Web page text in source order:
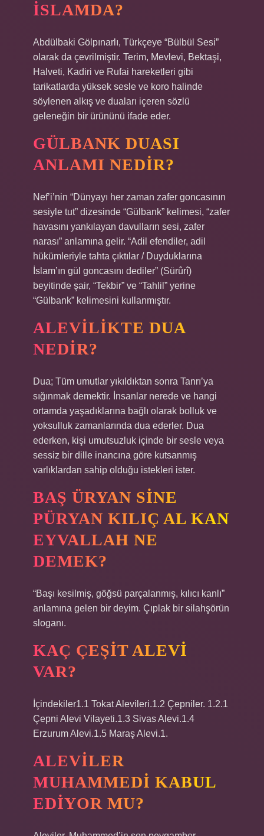
ISLAMDA?
Abdülbaki Gölpınarlı, Türkçeye “Bülbül Sesi”
olarak da çevrilmiştir. Terim, Mevlevi, Bektaşi,
Halveti, Kadiri ve Rufai hareketleri gibi
tarikatlarda yüksek sesle ve koro halinde
söylenen alkış ve duaları içeren sözlü
geleneğin bir ürününü ifade eder.
GÜLBANK DUASI
ANLAMI NEDIR?
Nef’i’nin “Dünyayı her zaman zafer goncasının
sesiyle tut” dizesinde “Gülbank” kelimesi, “zafer
havasını yankılayan davulların sesi, zafer
narası” anlamına gelir. “Adil efendiler, adil
hükümleriyle tahta çıktılar / Duyduklarına
İslam’ın gül goncasını dediler” (Sürûrî)
beyitinde şair, “Tekbir” ve “Tahlil” yerine
“Gülbank” kelimesini kullanmıştır.
ALEVILIKTE DUA
NEDIR?
Dua; Tüm umutlar yıkıldıktan sonra Tanrı’ya
sığınmak demektir. İnsanlar nerede ve hangi
ortamda yaşadıklarına bağlı olarak bolluk ve
yoksulluk zamanlarında dua ederler. Dua
ederken, kişi umutsuzluk içinde bir sesle veya
sessiz bir dille inancına göre kutsanmış
varlıklardan sahip olduğu istekleri ister.
BAŞ ÜRYAN SINE
PÜRYAN KILIÇ AL KAN
EYVALLAH NE
DEMEK?
“Başı kesilmiş, göğsü parçalanmış, kılıcı kanlı”
anlamına gelen bir deyim. Çıplak bir silahşörün
sloganı.
KAÇ ÇEŞIT ALEVI
VAR?
İçindekiler1.1 Tokat Alevileri.1.2 Çepniler. 1.2.1
Çepni Alevi Vilayeti.1.3 Sivas Alevi.1.4
Erzurum Alevi.1.5 Maraş Alevi.1.
ALEVILER
MUHAMMEDI KABUL
EDIYOR MU?